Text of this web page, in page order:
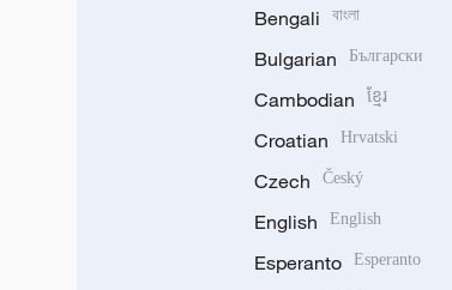
Bengali বাংলা
Bulgarian Български
Cambodian ខ្មែរ
Croatian Hrvatski
Czech Český
English English
Esperanto Esperanto